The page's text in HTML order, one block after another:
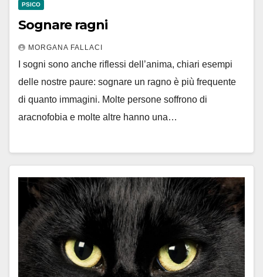
PSICO
Sognare ragni
MORGANA FALLACI
I sogni sono anche riflessi dell’anima, chiari esempi
delle nostre paure: sognare un ragno è più frequente
di quanto immagini. Molte persone soffrono di
aracnofobia e molte altre hanno una…